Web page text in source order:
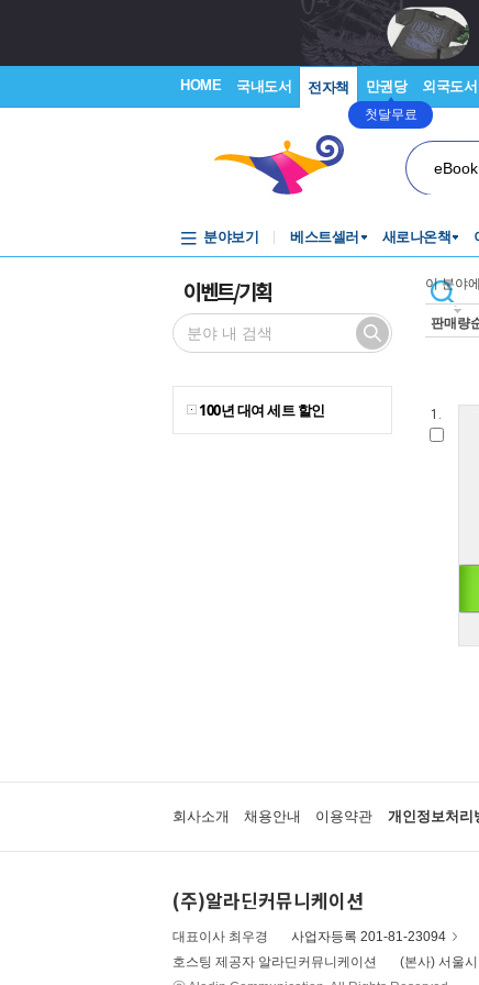
HOME 국내도서 전자책 만권당
첫달무료
외국도서
eBook
분야보기 베스트셀러 새로나온책
이벤트/기획
100년 대여 세트 할인
이 분야에
판매량
1.
회사소개 채용안내 이용약관 개인정보처리
(주)알라딘커뮤니케이션
대표이사 최우경 사업자등록 201-81-23094
호스팅 제공자 알라딘커뮤니케이션
(본사) 서울